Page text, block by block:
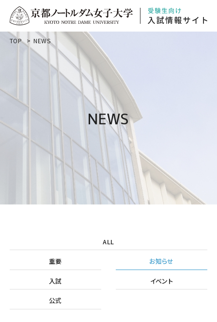
TOP NEWS
NEWS
ALL
重要 お知らせ
入試 イベント
公式